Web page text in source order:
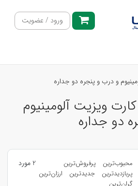
ورود / عضویت
و درب و پنجره دو جداره
ویزیت آلومینیوم
دو جداره
محبوب‌ترین
پرفروش‌ترین
پربازدیدترین
جدیدترین
ارزان‌ترین
گران‌ترین
2 مورد